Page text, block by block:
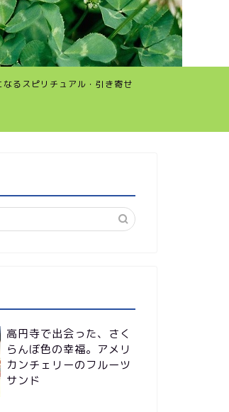
なるスピリチュアル・引き寄せ
高円寺で出会った、さく
らんぼ色の幸福。アメリ
カンチェリーのフルーツ
サンド